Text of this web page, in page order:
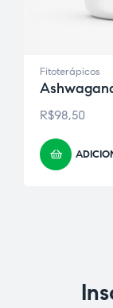
Fitoterápicos
R$98,50